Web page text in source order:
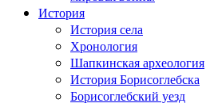
История
История села
Хронология
Шапкинская археология
История Борисоглебска
Борисоглебский уезд